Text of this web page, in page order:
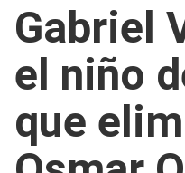
Gabriel
el niño
que